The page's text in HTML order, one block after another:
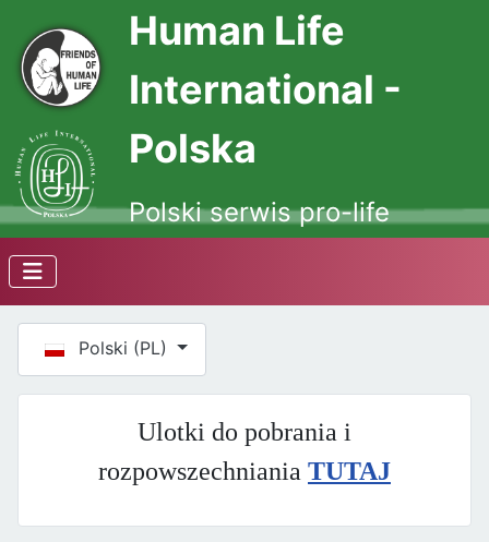
Human Life
International -
Polska
Polski serwis pro-life
Wybierz swój język
Polski (PL)
Ulotki do pobrania i
rozpowszechniania TUTAJ